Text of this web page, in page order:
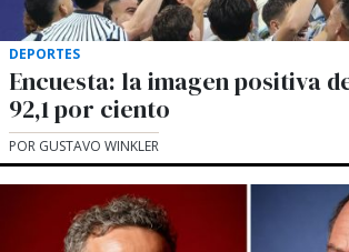
DEPORTES
Encuesta: la imagen positiva
92,1 por ciento
POR GUSTAVO WINKLER